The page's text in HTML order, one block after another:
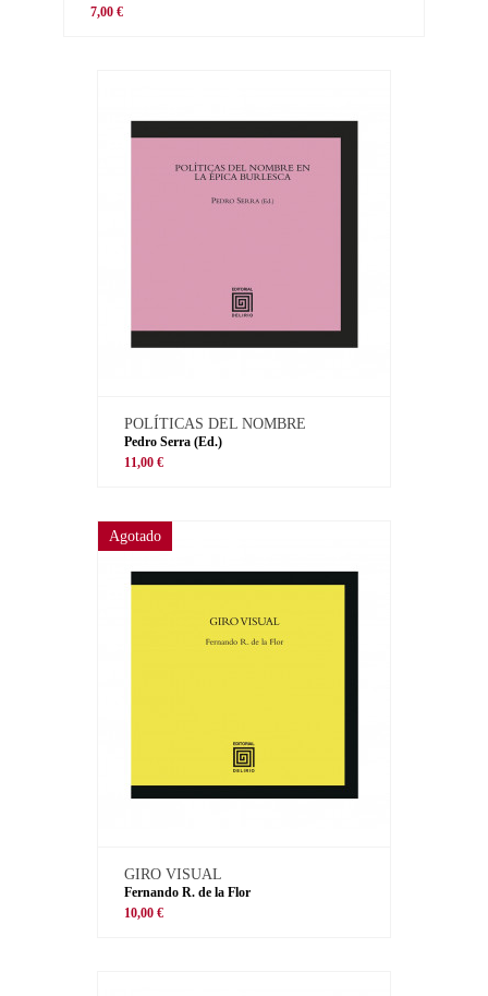
7,00 €
POLÍTICAS DEL NOMBRE
Pedro Serra (Ed.)
11,00 €
Agotado
GIRO VISUAL
Fernando R. de la Flor
10,00 €